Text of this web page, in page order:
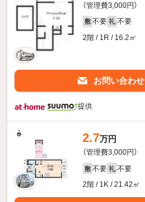
（管理費3,000円）
敷 不要 礼 不要
2階 / 1R / 16.2㎡
お問い合わせ
提供
2.7万円
（管理費3,000円）
敷 不要 礼 不要
2階 / 1K / 21.42㎡